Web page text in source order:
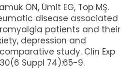
ÖN, Ümit EG, Top MŞ.
disease associated
patients and their
depression and
study. Clin Exp
Suppl 74):65-9.